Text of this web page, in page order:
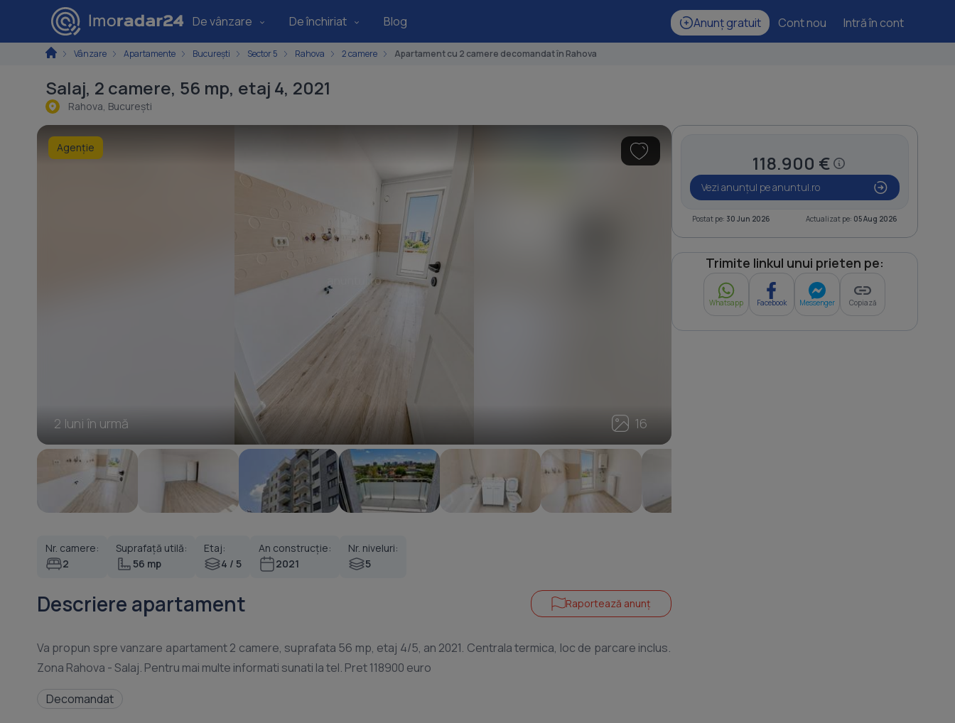
De vânzare De închiriat Blog Anunț gratuit Cont nou Intră în cont
Vânzare Apartamente București Sector 5 Rahova 2 camere Apartament cu 2 camere decomandat în Rahova
Salaj, 2 camere, 56 mp, etaj 4, 2021
Rahova, Bucureşti
2 luni în urmă 16
16
Agenție
Nr. camere:
2
Suprafață utilă:
56 mp
Etaj:
4 / 5
An construcție:
2021
Nr. niveluri:
5
Descriere apartament Raportează anunț
Va propun spre vanzare apartament 2 camere, suprafata 56 mp, etaj 4/5, an 2021. Centrala termica, loc de parcare inclus.
Decomandat
118.900 €
Vezi anunțul pe anuntul.ro
Postat pe: 30 Jun 2026 Actualizat pe: 05 Aug 2026
Trimite linkul unui prieten pe:
Whatsapp Facebook Messenger Copiază